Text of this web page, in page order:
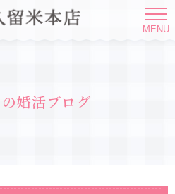
MENU
婚活ブログ